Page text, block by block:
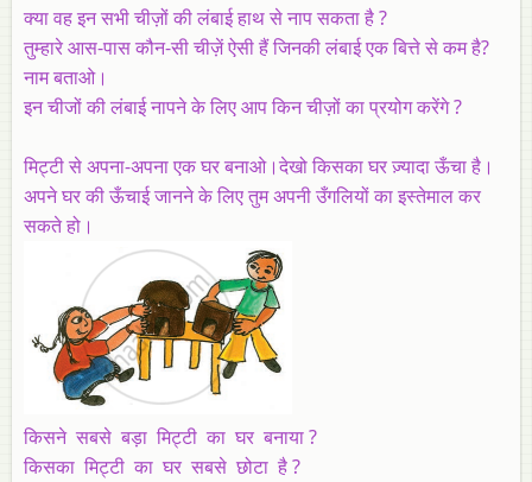
क्या वह इन सभी चीज़ों की लंबाई हाथ से नाप सकता है ?
तुम्हारे आस-पास कौन-सी चीज़ें ऐसी हैं जिनकी लंबाई एक बित्ते से कम है?
नाम बताओ।
इन चीजों की लंबाई नापने के लिए आप किन चीज़ों का प्रयोग करेंगे ?
मिट्टी से अपना-अपना एक घर बनाओ।देखो किसका घर ज़्यादा ऊँचा है।
अपने घर की ऊँचाई जानने के लिए तुम अपनी उँगलियों का इस्तेमाल कर
सकते हो।
किसने सबसे बड़ा मिट्टी का घर बनाया ?
किसका मिट्टी का घर सबसे छोटा है ?